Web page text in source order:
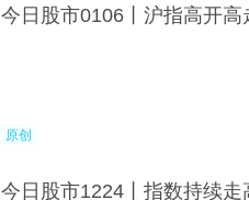
今日股市0106丨沪指高开
原创
今日股市1224丨指数持续